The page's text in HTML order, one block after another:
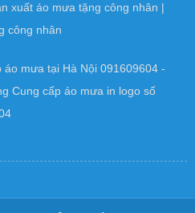
xuất áo mưa tặng công nhân |
công nhân
mưa tại Hà Nội 091609604 -
Cung cấp áo mưa in logo số